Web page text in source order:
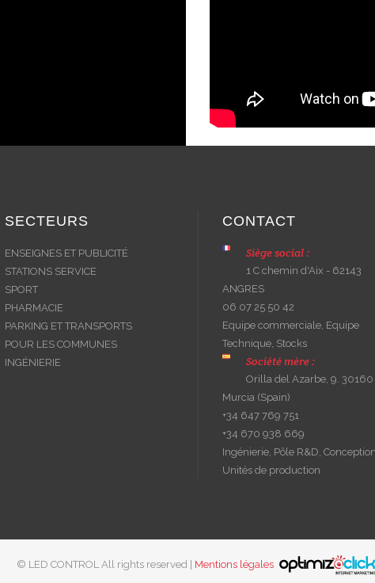
SECTEURS
ENSEIGNES ET PUBLICITÉ
STATIONS SERVICE
SPORT
PHARMACIE
PARKING ET TRANSPORTS
POUR LES COMMUNES
INGÉNIERIE
CONTACT
Siège social :
1 C chemin d'Aix - 62143
ANGRES
06 07 25 50 42
Equipe commerciale, Equipe
Technique, Stocks
Société mère :
Orilla del Azarbe, 9. 30160
Murcia (Spain)
+34 647 769 751
+34 670 938 669
Ingénierie, Pôle R&D,
Unités de production
© LED CONTROL All rights reserved | Mentions légales